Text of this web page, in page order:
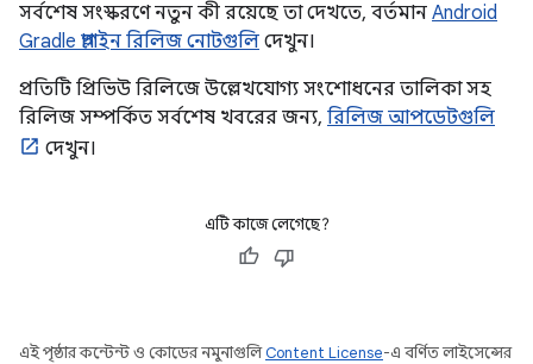
সর্বশেষ সংস্করণে নতুন কী রয়েছে তা দেখতে, বর্তমান Android
Gradle প্লাগইন রিলিজ নোটগুলি দেখুন।
প্রতিটি প্রিভিউ রিলিজে উল্লেখযোগ্য সংশোধনের তালিকা সহ
রিলিজ সম্পর্কিত সর্বশেষ খবরের জন্য, রিলিজ আপডেটগুলি
দেখুন।
এটি কাজে লেগেছে?
এই পৃষ্ঠার কন্টেন্ট ও কোডের নমুনাগুলিContent License-এ বর্ণিত লাইসেন্সের